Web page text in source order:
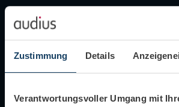
Zustimmung Details
Verantwortungsvoller Umgang mit